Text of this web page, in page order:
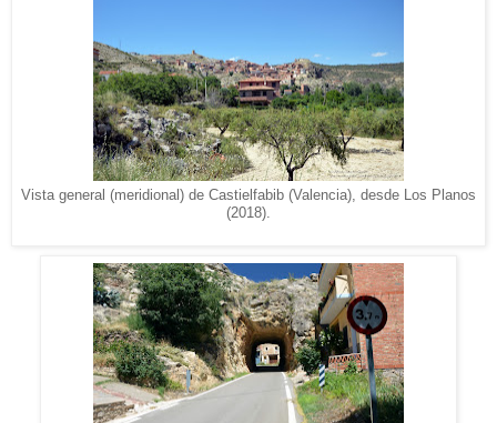
Vista general (meridional) de Castielfabib (Valencia), desde Los Planos
(2018).